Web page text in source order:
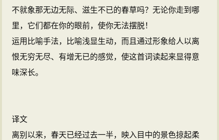
不就象那无边无际、滋生不已的春草吗？无论你走到哪
里，它们都在你的眼前，使你无法摆脱！
运用比喻手法，比喻浅显生动，而且通过形象给人以离
恨无穷无尽、有增无已的感觉，使这首词读起来显得意
味深长。
译文
离别以来，春天已经过去一半，映入目中的景色掠起柔